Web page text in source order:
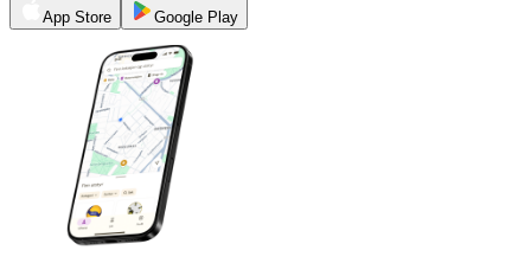
App Store Google Play